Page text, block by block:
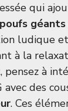
qui
poufs géants
ludique et
à la
pensez à
avec des
. Ces